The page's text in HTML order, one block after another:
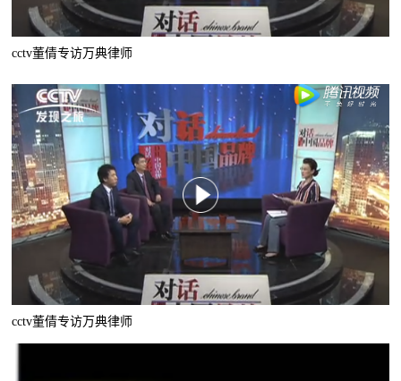
cctv董倩专访万典律师
cctv董倩专访万典律师